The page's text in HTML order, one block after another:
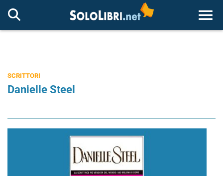
SCRITTORI
Danielle Steel